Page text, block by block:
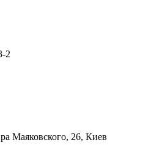
2
Маяковского, 26, Киев